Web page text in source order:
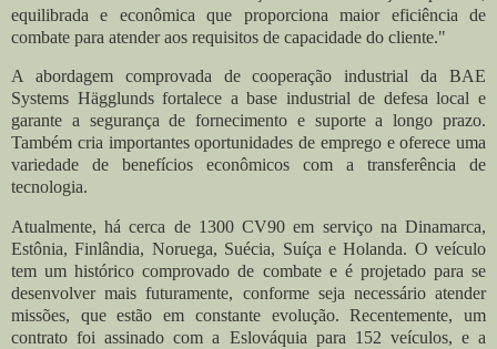
equilibrada e econômica que proporciona maior eficiência de
combate para atender aos requisitos de capacidade do cliente."
A abordagem comprovada de cooperação industrial da BAE
Systems Hägglunds fortalece a base industrial de defesa local e
garante a segurança de fornecimento e suporte a longo prazo.
Também cria importantes oportunidades de emprego e oferece uma
variedade de benefícios econômicos com a transferência de
tecnologia.
Atualmente, há cerca de 1300 CV90 em serviço na Dinamarca,
Estônia, Finlândia, Noruega, Suécia, Suíça e Holanda. O veículo
tem um histórico comprovado de combate e é projetado para se
desenvolver mais futuramente, conforme seja necessário atender
missões, que estão em constante evolução. Recentemente, um
contrato foi assinado com a Eslováquia para 152 veículos, e a